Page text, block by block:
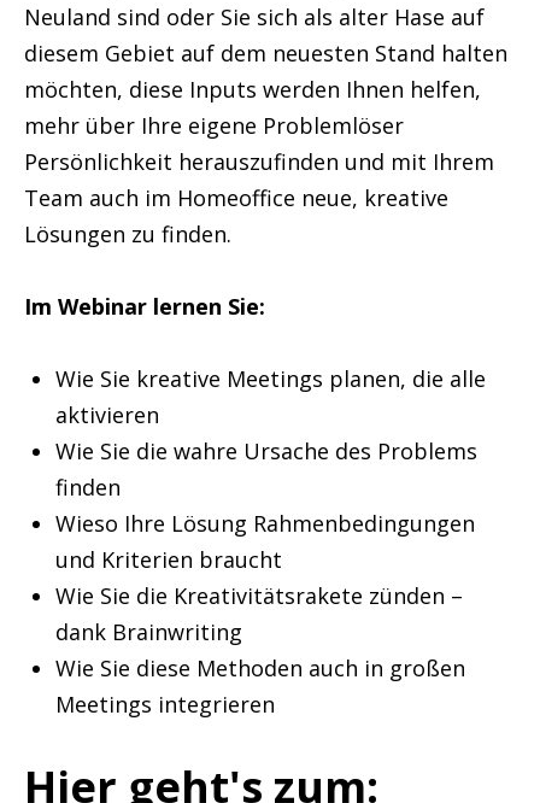
Neuland sind oder Sie sich als alter Hase auf
diesem Gebiet auf dem neuesten Stand halten
möchten, diese Inputs werden Ihnen helfen,
mehr über Ihre eigene Problemlöser
Persönlichkeit herauszufinden und mit Ihrem
Team auch im Homeoffice neue, kreative
Lösungen zu finden.
Im Webinar lernen Sie:
Wie Sie kreative Meetings planen, die alle
aktivieren
Wie Sie die wahre Ursache des Problems
finden
Wieso Ihre Lösung Rahmenbedingungen
und Kriterien braucht
Wie Sie die Kreativitätsrakete zünden –
dank Brainwriting
Wie Sie diese Methoden auch in großen
Meetings integrieren
Hier geht's zum: